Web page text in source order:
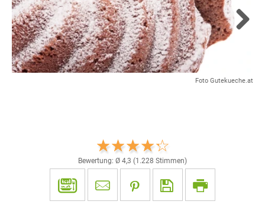
Foto Gutekueche.at
Bewertung: Ø 4,3 (1.228 Stimmen)